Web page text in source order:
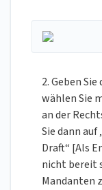
2. Geben
wählen Sie
an der
Sie dann auf
Draft“ [Als
nicht bereit
Mandanten